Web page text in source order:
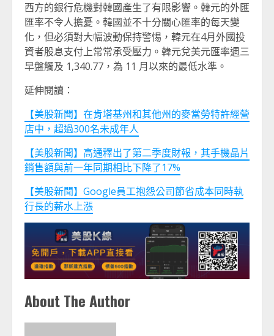
西方的銀行危機對韓國產生了有限影響。韓元的外匯
匯率不令人擔憂。韓國並不十分關心匯率的每天變
化，但必須對大幅波動保持警惕，韓元在4月外國投
資者股息支付上常常承受壓力。韓元兌美元匯率週三
早盤觸及 1,340.77，為 11 月以來的最低水準。
延伸閱讀：
【美股新聞】在肯塔基州和其他州的麥當勞特許經營
店中，超過300名未成年人
【美股新聞】高通釋出了第二季度財報，其手機晶片
銷售額與前一年同期相比下降了17%
【美股新聞】Google員工抱怨公司節省成本同時執
行長的薪水上漲
About The Author